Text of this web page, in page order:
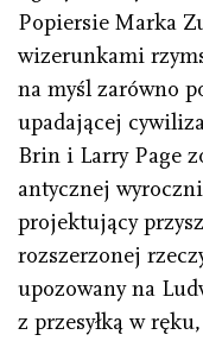
Popiersie Marka
wizerunkami
na myśl zarówno
upadającej
Brin i Larry Page
antycznej
projektujący
rozszerzonej
upozowany na
z przesyłką w